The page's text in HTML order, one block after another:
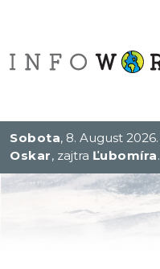
Sobota, 8. August 2026.
Oskar, zajtra Ľubomíra.